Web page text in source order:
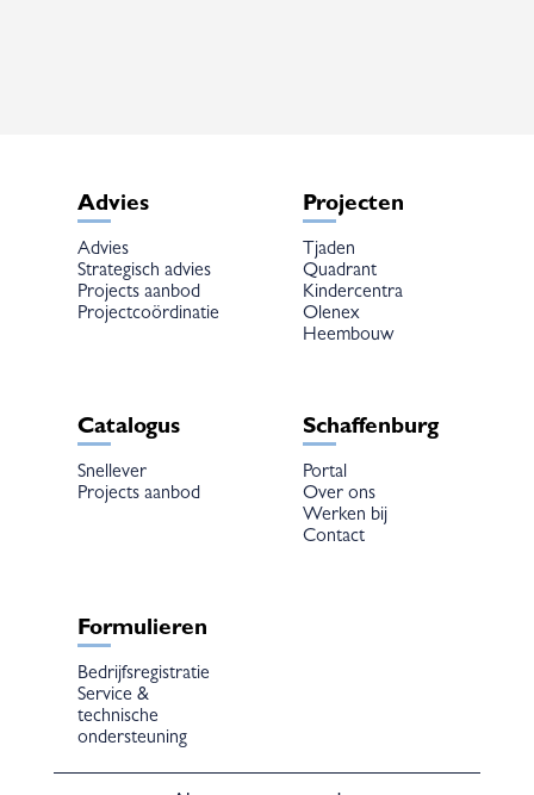
Advies
Advies
Strategisch advies
Projects aanbod
Projectcoördinatie
Projecten
Tjaden
Quadrant
Kindercentra
Olenex
Heembouw
Catalogus
Snellever
Projects aanbod
Schaffenburg
Portal
Over ons
Werken bij
Contact
Formulieren
Bedrijfsregistratie
Service &
technische
ondersteuning